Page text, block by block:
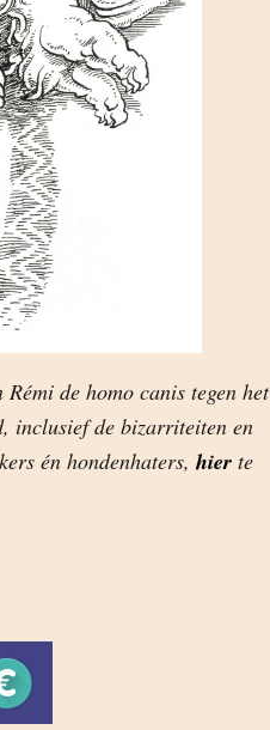
de homo canis tegen het
inclusief de bizarriteiten en
én hondenhaters, hier te